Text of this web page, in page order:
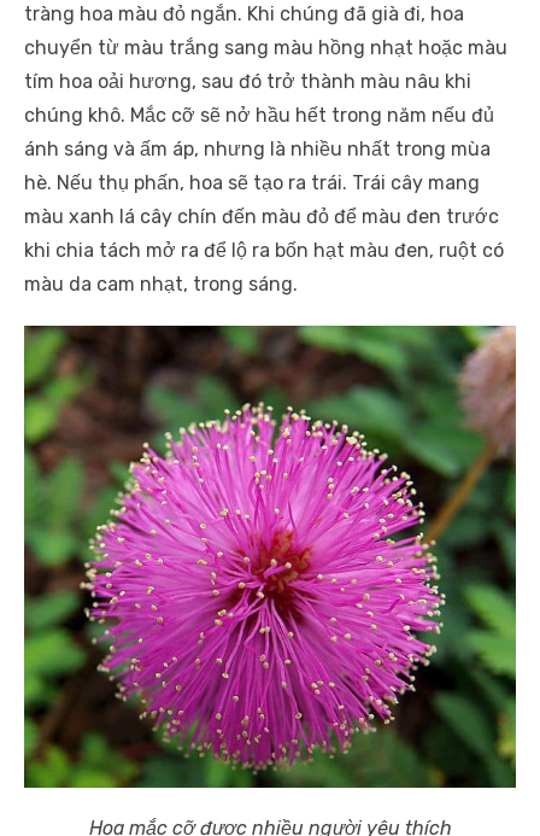
tràng hoa màu đỏ ngắn. Khi chúng đã già đi, hoa
chuyển từ màu trắng sang màu hồng nhạt hoặc màu
tím hoa oải hương, sau đó trở thành màu nâu khi
chúng khô. Mắc cỡ sẽ nở hầu hết trong năm nếu đủ
ánh sáng và ấm áp, nhưng là nhiều nhất trong mùa
hè. Nếu thụ phấn, hoa sẽ tạo ra trái. Trái cây mang
màu xanh lá cây chín đến màu đỏ để màu đen trước
khi chia tách mở ra để lộ ra bốn hạt màu đen, ruột có
màu da cam nhạt, trong sáng.
Hoa mắc cỡ được nhiều người yêu thích